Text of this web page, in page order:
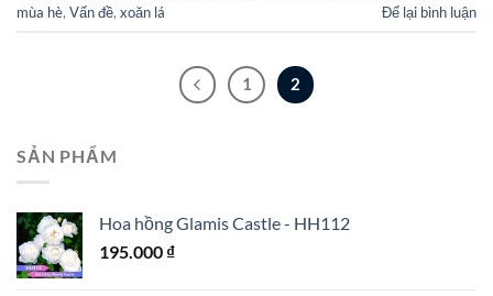
mùa hè, Vấn đề, xoăn lá Để lại bình luận
1 2
SẢN PHẨM
Hoa hồng Glamis Castle - HH112
195.000 ₫